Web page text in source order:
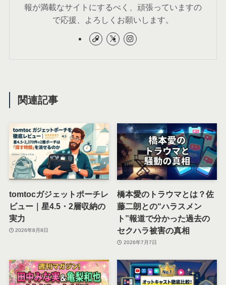
報が満載なサイトにするべく、頑張っていますの
で応援、よろしくお願いします。
関連記事
tomtocガジェットポーチレ
ビュー｜星4.5・2層収納の
実力
2026年8月8日
橋本愛のトラウマとは？佐
藤二朗との“ハラスメン
ト”報道で分かった過去の
セクハラ被害の真相
2026年7月7日